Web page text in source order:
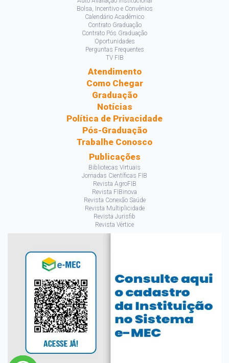
Bolsa, Incentivo e Convênios
Calendário Acadêmico
Contrato Graduação
Contrato Pós Graduação
Oportunidades
Perguntas Frequentes
TV FIB
Atendimento
Como Chegar
Graduação
Notícias
Política de Privacidade
Pós-Graduação
Trabalhe Conosco
Publicações
Bibliotecas Virtuais
Jornadas Científicas FIB
Revista AgroFIB
Revista FIBinova
Revista Conexão Saúde
Revista Multiplicidade
Revista Jurisfib
Revista Vértice